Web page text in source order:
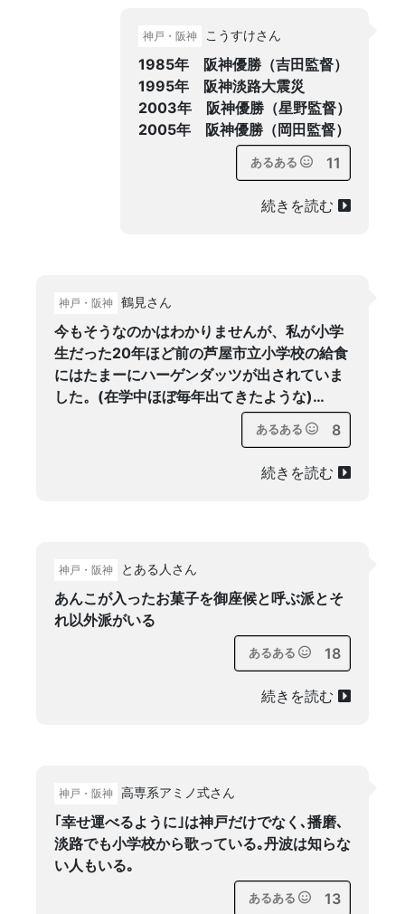
神戸・阪神 こうすけさん
1985年 阪神優勝（吉田監督）
1995年 阪神淡路大震災
2003年 阪神優勝（星野監督）
2005年 阪神優勝（岡田監督）
あるある 11
続きを読む
神戸・阪神 鶴見さん
今もそうなのかはわかりませんが、私が小学
生だった20年ほど前の芦屋市立小学校の給食
にはたまーにハーゲンダッツが出されていま
した。(在学中ほぼ毎年出てきたような)…
あるある 8
続きを読む
神戸・阪神 とある人さん
あんこが入ったお菓子を御座候と呼ぶ派とそ
れ以外派がいる
あるある 18
続きを読む
神戸・阪神 高専系アミノ式さん
｢幸せ運べるように｣は神戸だけでなく､播磨､
淡路でも小学校から歌っている｡丹波は知らな
い人もいる｡
あるある 13